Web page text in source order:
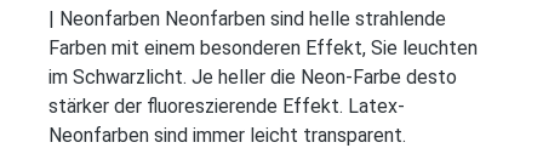
| Neonfarben Neonfarben sind helle strahlende
Farben mit einem besonderen Effekt, Sie leuchten
im Schwarzlicht. Je heller die Neon-Farbe desto
stärker der fluoreszierende Effekt. Latex-
Neonfarben sind immer leicht transparent.